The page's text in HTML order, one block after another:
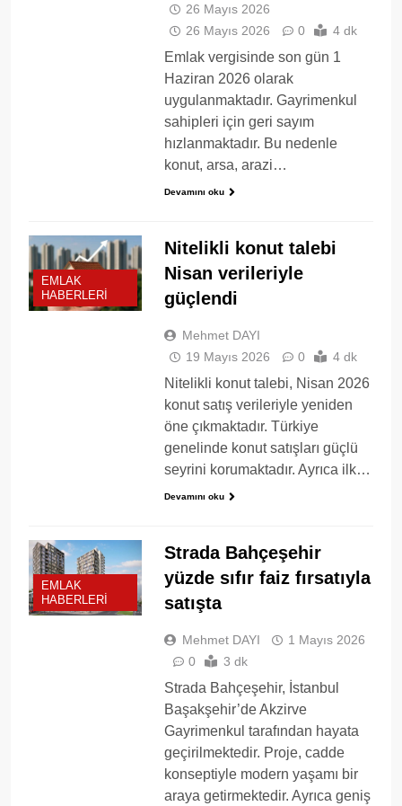
26 Mayıs 2026
26 Mayıs 2026
0 4 dk
Emlak vergisinde son gün 1
Haziran 2026 olarak
uygulanmaktadır. Gayrimenkul
sahipleri için geri sayım
hızlanmaktadır. Bu nedenle
konut, arsa, arazi…
Devamını oku
EMLAK
HABERLERI
Nitelikli konut talebi
Nisan verileriyle
güçlendi
Mehmet DAYI
19 Mayıs 2026
0 4 dk
Nitelikli konut talebi, Nisan 2026
konut satış verileriyle yeniden
öne çıkmaktadır. Türkiye
genelinde konut satışları güçlü
seyrini korumaktadır. Ayrıca ilk…
Devamını oku
EMLAK
HABERLERI
Strada Bahçeşehir
yüzde sıfır faiz fırsatıyla
satışta
Mehmet DAYI
1 Mayıs 2026
0
3 dk
Strada Bahçeşehir, İstanbul
Başakşehir’de Akzirve
Gayrimenkul tarafından hayata
geçirilmektedir. Proje, cadde
konseptiyle modern yaşamı bir
araya getirmektedir. Ayrıca geniş